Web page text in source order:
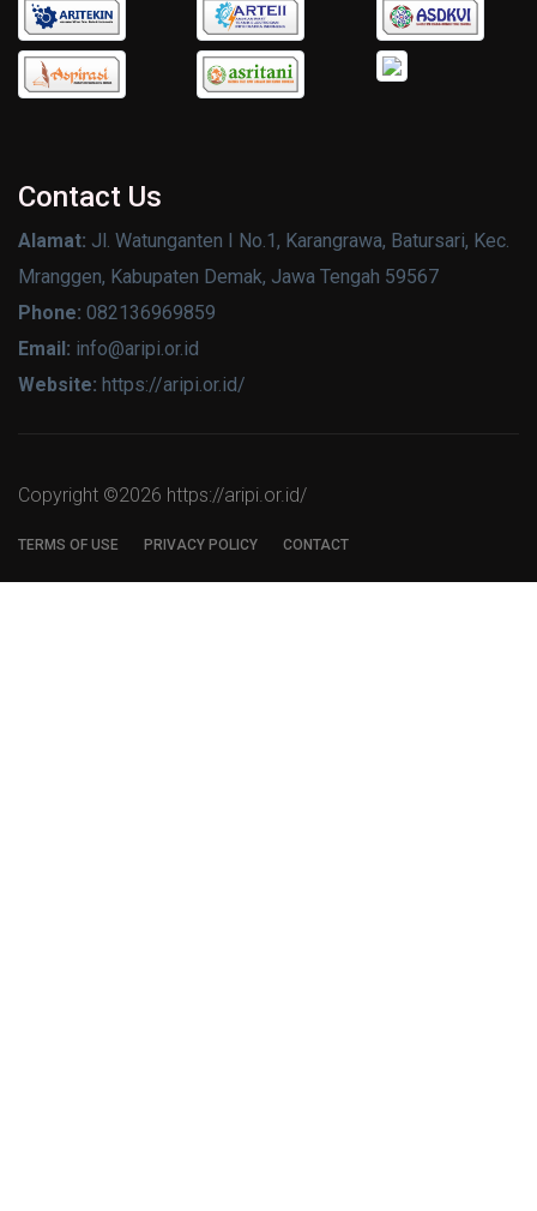
Contact Us
Alamat: Jl. Watunganten I No.1, Karangrawa, Batursari, Kec.
Mranggen, Kabupaten Demak, Jawa Tengah 59567
Phone: 082136969859
Email: info@aripi.or.id
Website: https://aripi.or.id/
Copyright ©2026 https://aripi.or.id/
TERMS OF USE PRIVACY POLICY CONTACT